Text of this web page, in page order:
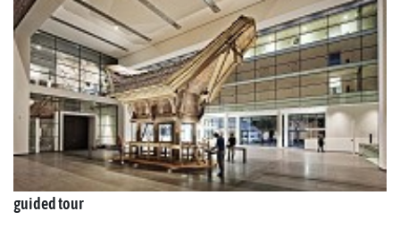
guided tour